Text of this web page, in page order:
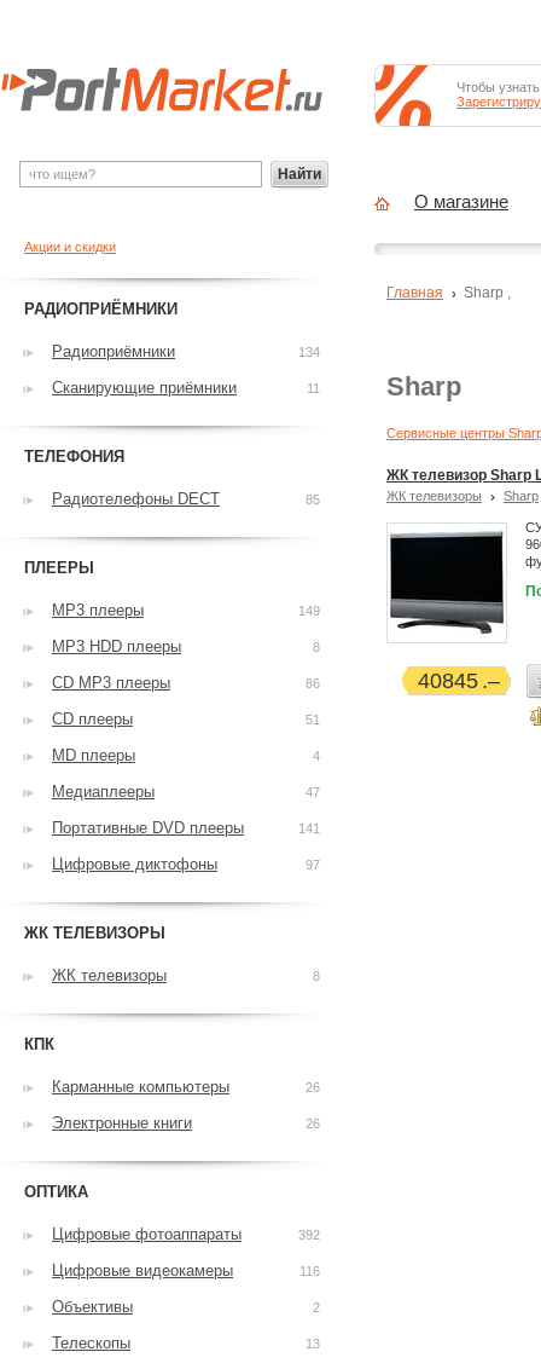
Sharp
Сервисные центры
ЖК телевизор Sharp
ЖК телевизоры Sharp
40845
Главная Sharp ,
Акции и скидки
РАДИОПРИЁМНИКИ
Радиоприёмники 134
Сканирующие приёмники 11
ТЕЛЕФОНИЯ
Радиотелефоны DECT 85
ПЛЕЕРЫ
MP3 плееры 149
MP3 HDD плееры 8
CD MP3 плееры 86
CD плееры 51
MD плееры 4
Медиаплееры 47
Портативные DVD плееры 141
Цифровые диктофоны 97
ЖК ТЕЛЕВИЗОРЫ
ЖК телевизоры 8
КПК
Карманные компьютеры 26
Электронные книги 26
ОПТИКА
Цифровые фотоаппараты 392
Цифровые видеокамеры 116
Объективы 2
Телескопы 13
Найти
Чтобы
О магазине